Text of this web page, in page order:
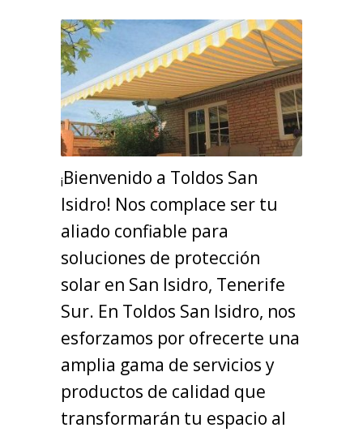
¡Bienvenido a Toldos San
Isidro! Nos complace ser tu
aliado confiable para
soluciones de protección
solar en San Isidro, Tenerife
Sur. En Toldos San Isidro, nos
esforzamos por ofrecerte una
amplia gama de servicios y
productos de calidad que
transformarán tu espacio al